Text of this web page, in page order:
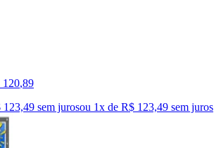
120,89
sem jurosou 1x de R$ 123,49 sem juros